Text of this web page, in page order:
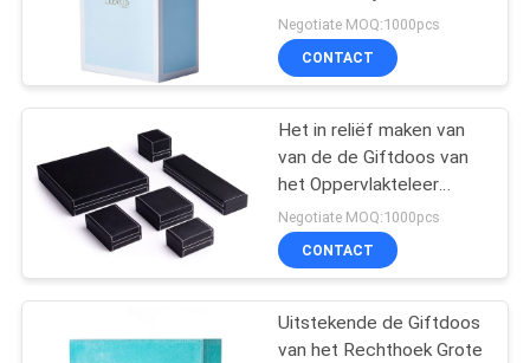
NEEM
CONTACT
ONS
NIEUWS
Kleurendruk van CMYK
Negotiate MOQ:1000pcs
CONTACT
Het in reliëf maken van
van de de Giftdoos van
het Oppervlakteleer
Dozen van het
Leerjuwelen de Zwarte
voor Vrouwen
Negotiate MOQ:1000pcs
CONTACT
Uitstekende de Giftdoos
van het Rechthoek Grote